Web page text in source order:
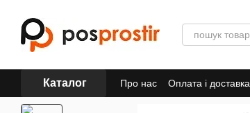
Каталог Про нас Оплата і доставка